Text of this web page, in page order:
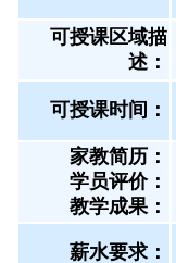
可授课区域描
述：
可授课时间：
家教简历：
学员评价：
教学成果：
薪水要求：